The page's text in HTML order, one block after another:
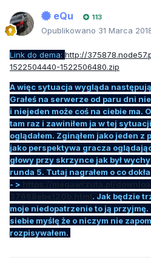
eQu 113
Opublikowano 31 Marca
Link do dema: http://
1522504440-1522506480.zip
A więc sytuacja wygląda
Grałeś na serwerze od paru dni
i niejeden może coś na ciebie ma.
tam raz i zawiniłem ja w tej
oglądałem. Zginąłem jako jeden
jako perspektywa gracza
głowy przy skrzynce jak był
runda 5. Tutaj nagrałem o co
- > https://megawrzuta.pl/
37668ebe120b.html. Jak będzie
moje niedopatrzenie to ją przyjmę.
siebie myślę że o niczym nie
rozpisywałem.